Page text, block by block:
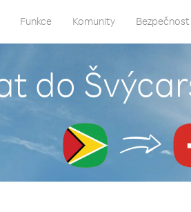
Funkce Komunity Bezpečnost
do